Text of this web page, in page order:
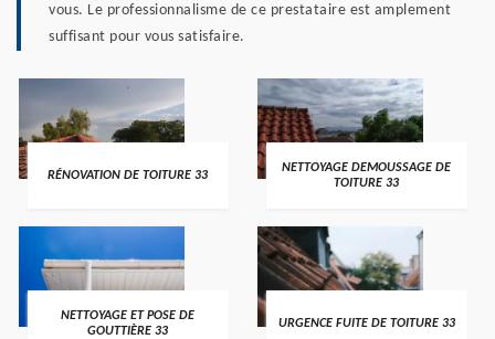
vous. Le professionnalisme de ce prestataire est amplement
suffisant pour vous satisfaire.
RÉNOVATION DE TOITURE 33
NETTOYAGE DEMOUSSAGE DE
TOITURE 33
NETTOYAGE ET POSE DE
GOUTTIÈRE 33
URGENCE FUITE DE TOITURE 33